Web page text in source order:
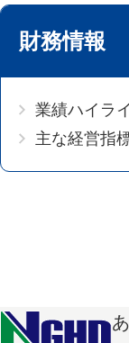
財務情報
業績ハイラ
主な経営指